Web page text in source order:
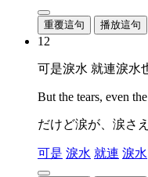
重覆這句 播放這句
12
可是淚水 就連淚水
But the tears, even
だけど涙が、涙さ
可是 淚水 就連 淚水